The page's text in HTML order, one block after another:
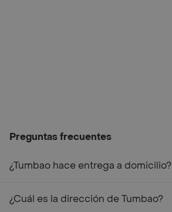
Preguntas frecuentes
¿Tumbao hace entrega a domicilio?
¿Cuál es la dirección de Tumbao?